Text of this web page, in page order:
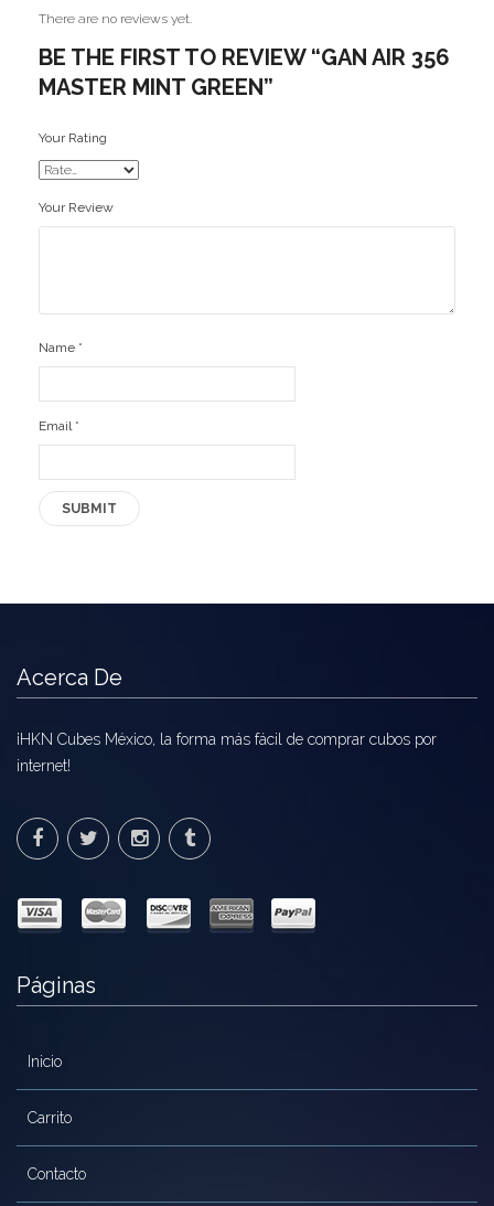
There are no reviews yet.
BE THE FIRST TO REVIEW “GAN AIR 356
MASTER MINT GREEN”
Your Rating
Your Review
Name *
Email *
Acerca De
¡HKN Cubes México, la forma más fácil de comprar cubos por
internet!
Páginas
Inicio
Carrito
Contacto